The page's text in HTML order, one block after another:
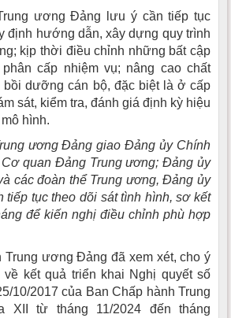
ương Đảng lưu ý cần tiếp tục
định hướng dẫn, xây dựng quy trình
kịp thời điều chỉnh những bất cập
cấp nhiệm vụ; nâng cao chất
bồi dưỡng cán bộ, đặc biệt là ở cấp
sát, kiểm tra, đánh giá định kỳ hiệu
hình.
ương Đảng giao Đảng ủy Chính
quan Đảng Trung ương; Đảng ủy
các đoàn thể Trung ương, Đảng ủy
tiếp tục theo dõi sát tình hình, sơ kết
để kiến nghị điều chỉnh phù hợp
Trung ương Đảng đã xem xét, cho ý
về kết quả triển khai Nghị quyết số
10/2017 của Ban Chấp hành Trung
XII từ tháng 11/2024 đến tháng